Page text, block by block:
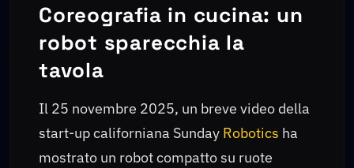
Coreografia in cucina: un
robot sparecchia la
tavola
Il 25 novembre 2025, un breve video della
start-up californiana Sunday Robotics ha
mostrato un robot compatto su ruote